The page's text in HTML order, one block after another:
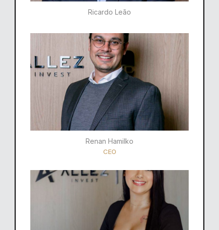
Ricardo Leão​
Renan Hamilko​
CEO